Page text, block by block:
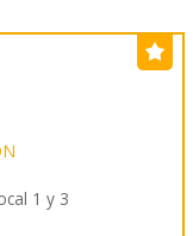
1 y 3